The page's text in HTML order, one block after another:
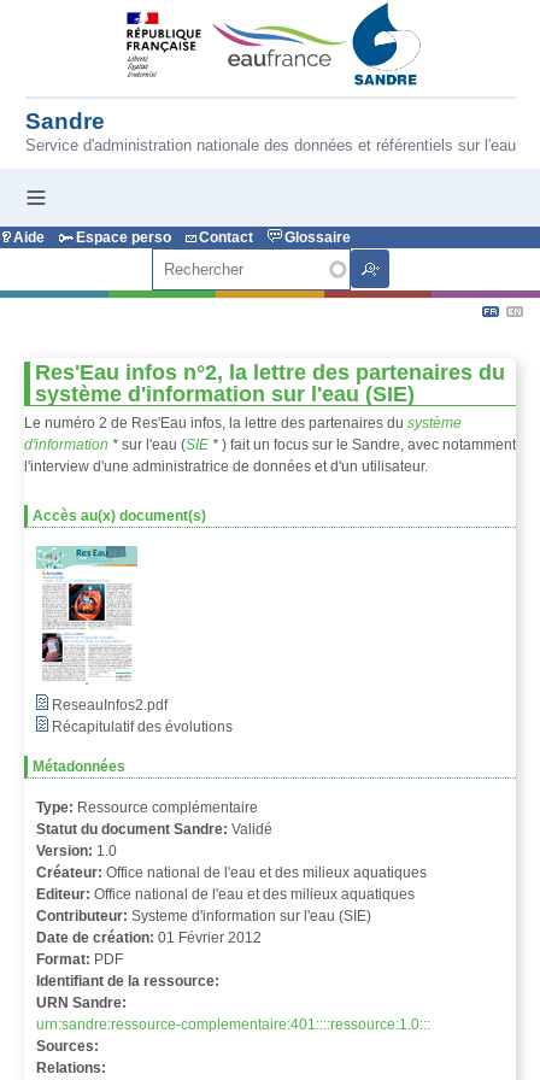
Aller au contenu principal
Sandre
Service d'administration nationale des données et référentiels sur l'eau
Aide Espace perso Contact
Glossaire
Res'Eau infos n°2, la lettre des partenaires du
système d'information sur l'eau (SIE)
Le numéro 2 de Res'Eau infos, la lettre des partenaires du système
d'information * sur l'eau (SIE * ) fait un focus sur le Sandre, avec notamment
l'interview d'une administratrice de données et d'un utilisateur.
Accès au(x) document(s)
ReseauInfos2.pdf
Récapitulatif des évolutions
Métadonnées
Type: Ressource complémentaire
Statut du document Sandre: Validé
Version: 1.0
Créateur: Office national de l'eau et des milieux aquatiques
Editeur: Office national de l'eau et des milieux aquatiques
Contributeur: Systeme d'information sur l'eau (SIE)
Date de création: 01 Février 2012
Format: PDF
Identifiant de la ressource:
URN Sandre:
urn:sandre:ressource-complementaire:401::::ressource:1.0:::
Sources:
Relations: